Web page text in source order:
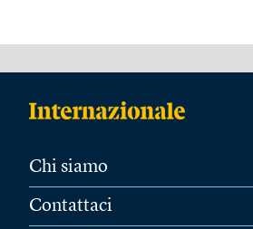
Chi siamo
Contattaci